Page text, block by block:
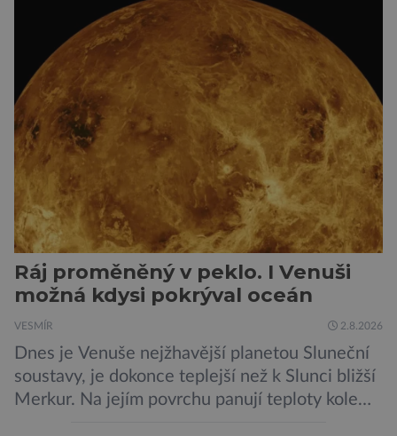
Ráj proměněný v peklo. I Venuši
možná kdysi pokrýval oceán
VESMÍR 2.8.2026
Dnes je Venuše nejžhavější planetou Sluneční
soustavy, je dokonce teplejší než k Slunci bližší
Merkur. Na jejím povrchu panují teploty kolem